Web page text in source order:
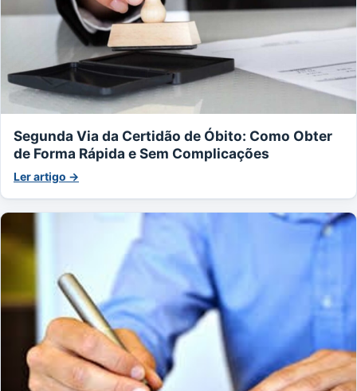
Segunda Via da Certidão de Óbito: Como Obter
de Forma Rápida e Sem Complicações
Ler artigo →